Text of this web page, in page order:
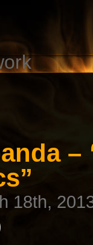
18th,